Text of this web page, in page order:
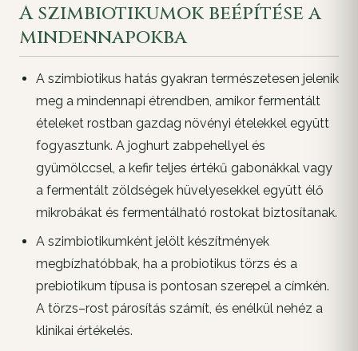
A szimbiotikumok beépítése a
mindennapokba
A szimbiotikus hatás gyakran természetesen jelenik
meg a mindennapi étrendben, amikor fermentált
ételeket rostban gazdag növényi ételekkel együtt
fogyasztunk. A joghurt zabpehellyel és
gyümölccsel, a kefir teljes értékű gabonákkal vagy
a fermentált zöldségek hüvelyesekkel együtt élő
mikrobákat és fermentálható rostokat biztosítanak.
A szimbiotikumként jelölt készítmények
megbízhatóbbak, ha a probiotikus törzs és a
prebiotikum típusa is pontosan szerepel a címkén.
A törzs–rost párosítás számít, és enélkül nehéz a
klinikai értékelés.